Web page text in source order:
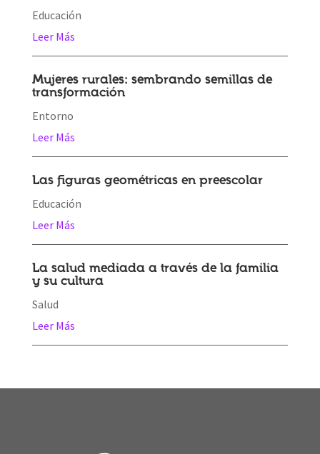
Educación
Leer Más
Mujeres rurales: sembrando semillas de
transformación
Entorno
Leer Más
Las figuras geométricas en preescolar
Educación
Leer Más
La salud mediada a través de la familia
y su cultura
Salud
Leer Más